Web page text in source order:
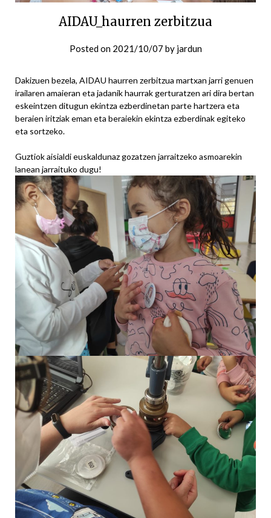
AIDAU_haurren zerbitzua
Posted on 2021/10/07 by jardun
Dakizuen bezela, AIDAU haurren zerbitzua martxan jarri genuen
irailaren amaieran eta jadanik haurrak gerturatzen ari dira bertan
eskeintzen ditugun ekintza ezberdinetan parte hartzera eta
beraien iritziak eman eta beraiekin ekintza ezberdinak egiteko
eta sortzeko.
Guztiok aisialdi euskaldunaz gozatzen jarraitzeko asmoarekin
lanean jarraituko dugu!